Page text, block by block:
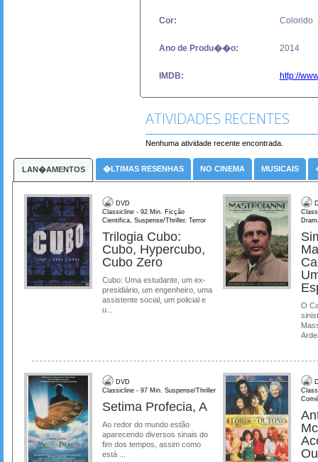
Cor: Colorido
Ano de Produ��o: 2014
IMDB: http://
ATIVIDADES RECENTES
Nenhuma atividade recente encontrada.
LAN�AMENTOS �LTIMAS RESENHAS NO CINEMA MUSICAIS
DVD
Classicline - 92 Min. Ficção
Cientifica, Suspense/Thriller, Terror
Trilogia Cubo:
Cubo, Hypercubo,
Cubo Zero
Cubo: Uma estudante, um ex-
presidiário, um engenheiro, uma
assistente social, um policial e
u...
O
DVD
Classicline - 97 Min. Suspense/Thriller
Setima Profecia, A
Ao redor do mundo estão
aparecendo diversos sinais do
fim dos tempos, assim como
está ...